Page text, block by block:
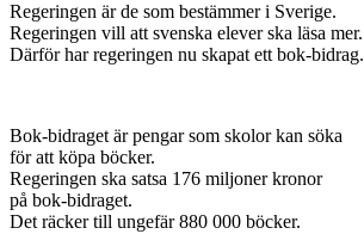
Regeringen är de som bestämmer i Sverige.
Regeringen vill att svenska elever ska läsa mer.
Därför har regeringen nu skapat ett bok-bidrag.
Bok-bidraget är pengar som skolor kan söka
för att köpa böcker.
Regeringen ska satsa 176 miljoner kronor
på bok-bidraget.
Det räcker till ungefär 880 000 böcker.